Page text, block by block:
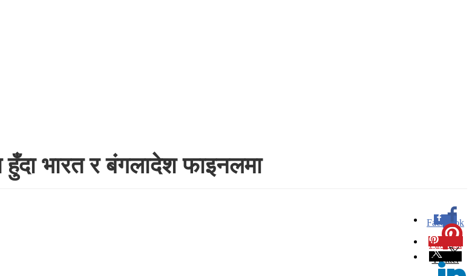
हुँदा भारत र बंगलादेश फाइनलमा
Facebook
0
Pinterest
Twitter